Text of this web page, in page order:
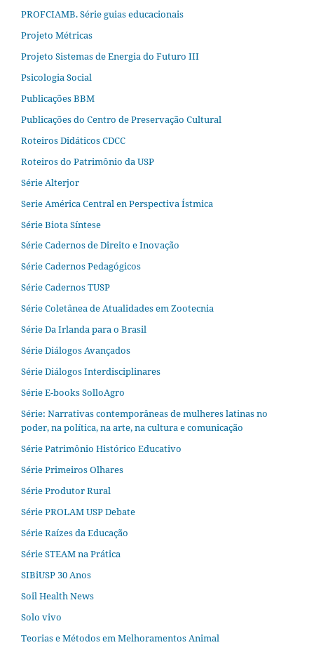
PROFCIAMB. Série guias educacionais
Projeto Métricas
Projeto Sistemas de Energia do Futuro III
Psicologia Social
Publicações BBM
Publicações do Centro de Preservação Cultural
Roteiros Didáticos CDCC
Roteiros do Patrimônio da USP
Série Alterjor
Serie América Central en Perspectiva Ístmica
Série Biota Síntese
Série Cadernos de Direito e Inovação
Série Cadernos Pedagógicos
Série Cadernos TUSP
Série Coletânea de Atualidades em Zootecnia
Série Da Irlanda para o Brasil
Série Diálogos Avançados
Série Diálogos Interdisciplinares
Série E-books SolloAgro
Série: Narrativas contemporâneas de mulheres latinas no
poder, na política, na arte, na cultura e comunicação
Série Patrimônio Histórico Educativo
Série Primeiros Olhares
Série Produtor Rural
Série PROLAM USP Debate
Série Raízes da Educação
Série STEAM na Prática
SIBiUSP 30 Anos
Soil Health News
Solo vivo
Teorias e Métodos em Melhoramentos Animal